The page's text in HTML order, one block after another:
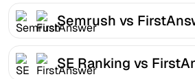
Semrush vs
SE Ranking vs